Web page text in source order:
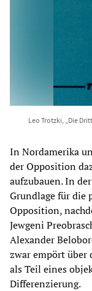
Leo Trotzki, „Die
In Nordamerika
der Opposition
aufzubauen. In
Grundlage für die
Opposition,
Jewgeni
Alexander
zwar empört über
als Teil eines
Differenzierung.